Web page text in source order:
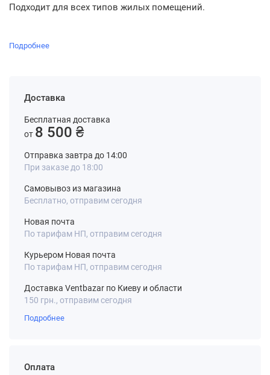
Подходит для всех типов жилых помещений.
Подробнее
Доставка
Бесплатная доставка
от 8 500 ₴
Отправка завтра до 14:00
При заказе до 18:00
Самовывоз из магазина
Бесплатно, отправим сегодня
Новая почта
По тарифам НП, отправим сегодня
Курьером Новая почта
По тарифам НП, отправим сегодня
Доставка Ventbazar по Киеву и области
150 грн., отправим сегодня
Подробнее
Оплата